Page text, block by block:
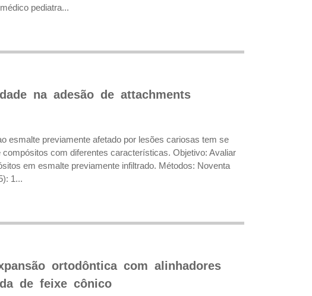
pediatra...
na adesão de attachments
esmalte previamente afetado por lesões cariosas tem se
com diferentes características. Objetivo: Avaliar
em esmalte previamente infiltrado. Métodos: Noventa
1...
ortodôntica com alinhadores
de feixe cônico